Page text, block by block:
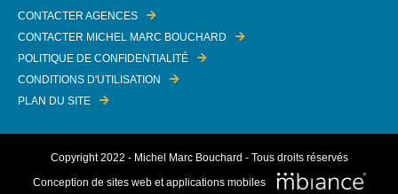
CONTACTER AGENCES
CONTACTER MICHEL MARC BOUCHARD
POLITIQUE DE CONFIDENTIALITÉ
CONDITIONS D'UTILISATION
PLAN DU SITE
Copyright 2022 - Michel Marc Bouchard - Tous droits réservés
Conception de sites web et applications mobiles